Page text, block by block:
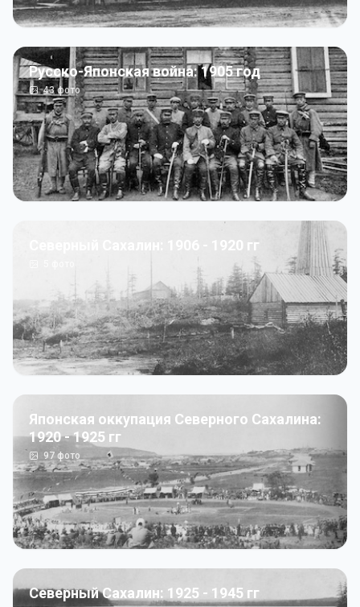
Русско-Японская война: 1905 год
43фото
Северный Сахалин: 1906 - 1920 гг
Японская оккупация Северного Сахалина:
1920 - 1925 гг
97 фото
Северный Сахалин: 1925 - 1945 гг